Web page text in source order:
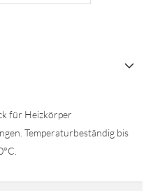
für Heizkörper
Temperaturbeständig bis